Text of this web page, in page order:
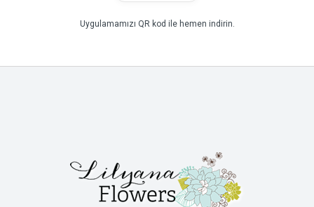
Uygulamamızı QR kod ile hemen indirin.